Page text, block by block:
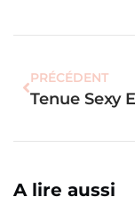
PRÉCÉDENT
A lire aussi